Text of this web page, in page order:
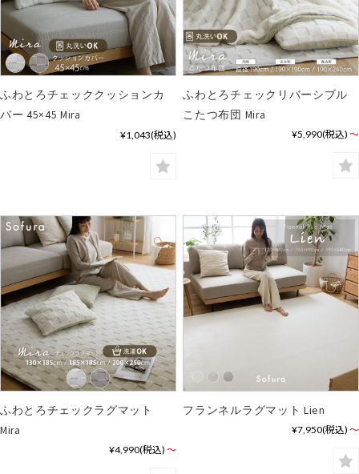
ふわとろチェッククッションカ
バー 45×45 Mira
¥1,043(税込)
ふわとろチェックリバーシブル
こたつ布団 Mira
¥5,990(税込) ～
ふわとろチェックラグマット
Mira
¥4,990(税込) ～
フランネルラグマット Lien
¥7,950(税込) ～